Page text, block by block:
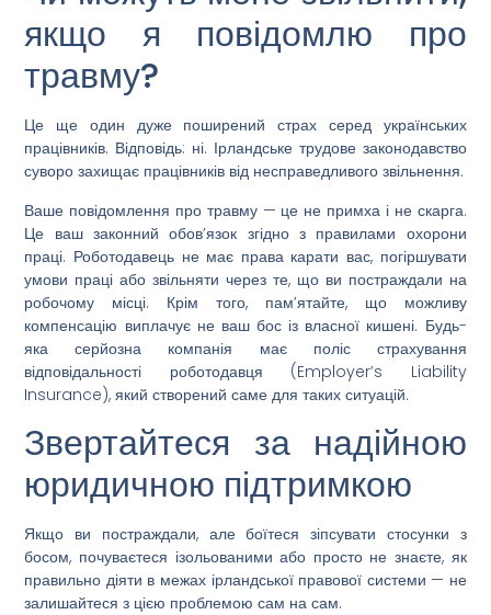
якщо я повідомлю про
травму?
Це ще один дуже поширений страх серед українських
працівників. Відповідь: ні. Ірландське трудове законодавство
суворо захищає працівників від несправедливого звільнення.
Ваше повідомлення про травму — це не примха і не скарга.
Це ваш законний обов’язок згідно з правилами охорони
праці. Роботодавець не має права карати вас, погіршувати
умови праці або звільняти через те, що ви постраждали на
робочому місці. Крім того, пам’ятайте, що можливу
компенсацію виплачує не ваш бос із власної кишені. Будь-
яка серйозна компанія має поліс страхування
відповідальності роботодавця (Employer’s Liability
Insurance), який створений саме для таких ситуацій.
Звертайтеся за надійною
юридичною підтримкою
Якщо ви постраждали, але боїтеся зіпсувати стосунки з
босом, почуваєтеся ізольованими або просто не знаєте, як
правильно діяти в межах ірландської правової системи — не
залишайтеся з цією проблемою сам на сам.